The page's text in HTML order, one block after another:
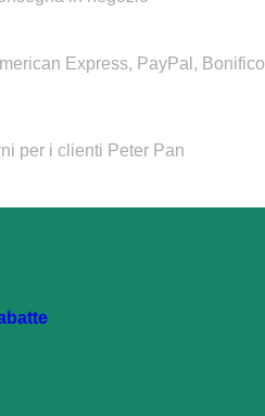
Express, PayPal, Bonifico
per i clienti Peter Pan